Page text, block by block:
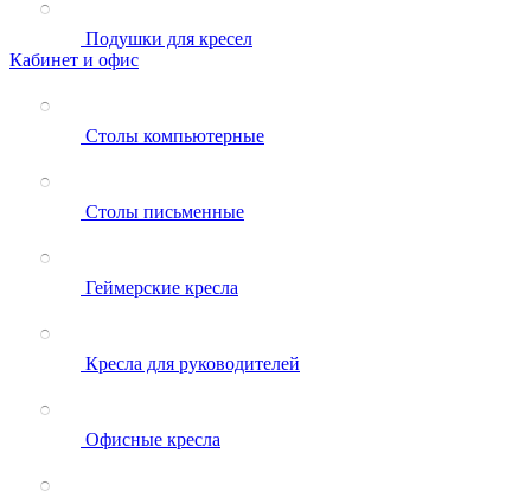
Подушки для кресел
Кабинет и офис
Столы компьютерные
Столы письменные
Геймерские кресла
Кресла для руководителей
Офисные кресла